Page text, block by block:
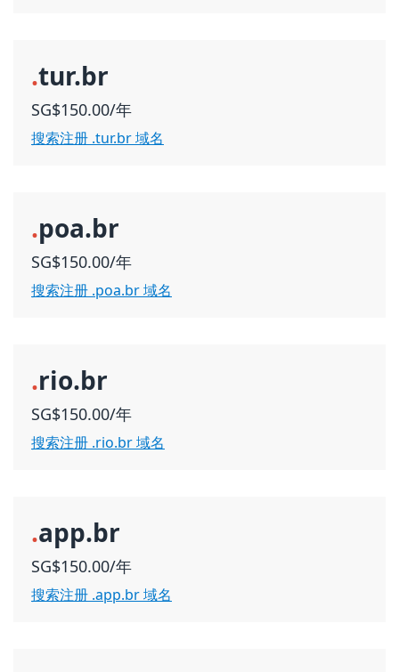
.tur.br
SG$150.00/年
搜索注册 .tur.br 域名
.poa.br
SG$150.00/年
搜索注册 .poa.br 域名
.rio.br
SG$150.00/年
搜索注册 .rio.br 域名
.app.br
SG$150.00/年
搜索注册 .app.br 域名